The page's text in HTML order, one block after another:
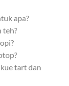
apa?
teh?
tart dan